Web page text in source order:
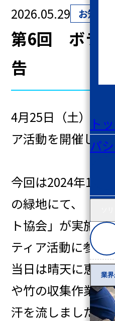
ト
パ
業
2026.05.29 お知らせ
第6回 ボラン
告
4月25日（土）に
ア活動を開催しま
今回は2024年11月
の緑地にて、「さ
ト協会」が実施す
ティア活動に参加
当日は晴天に恵ま
や竹の収集作業を
汗を流しました。